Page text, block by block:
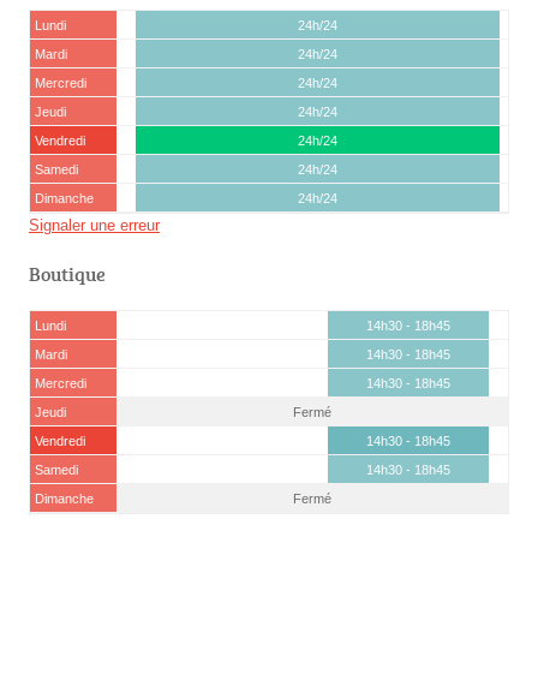
Lundi
24h/24
Mardi
24h/24
Mercredi
24h/24
Jeudi
24h/24
Vendredi
24h/24
Samedi
24h/24
Dimanche
24h/24
Signaler une erreur
Boutique
Lundi
14h30 - 18h45
Mardi
14h30 - 18h45
Mercredi
14h30 - 18h45
Jeudi
Fermé
Vendredi
14h30 - 18h45
Samedi
14h30 - 18h45
Dimanche
Fermé